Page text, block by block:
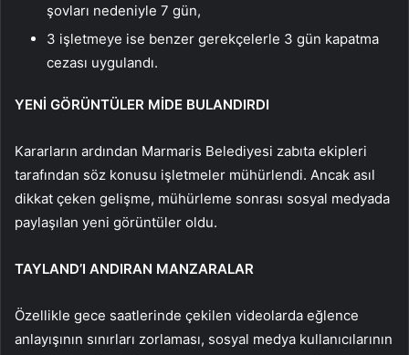
şovları nedeniyle 7 gün,
3 işletmeye ise benzer gerekçelerle 3 gün kapatma
cezası uygulandı.
YENİ GÖRÜNTÜLER MİDE BULANDIRDI
Kararların ardından Marmaris Belediyesi zabıta ekipleri
tarafından söz konusu işletmeler mühürlendi. Ancak asıl
dikkat çeken gelişme, mühürleme sonrası sosyal medyada
paylaşılan yeni görüntüler oldu.
TAYLAND’I ANDIRAN MANZARALAR
Özellikle gece saatlerinde çekilen videolarda eğlence
anlayışının sınırları zorlaması, sosyal medya kullanıcılarının